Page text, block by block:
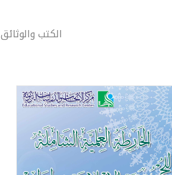
الكتب والوثائق